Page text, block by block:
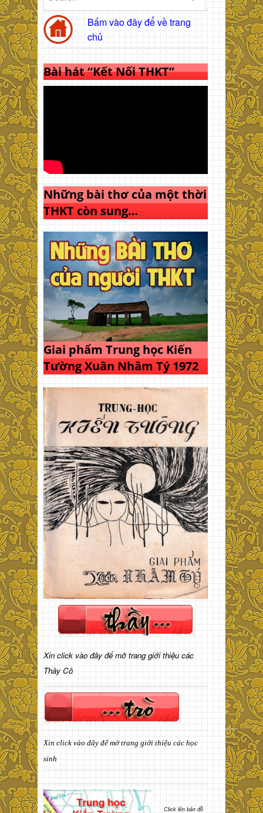
Bấm vào đây để về trang
chủ
Bài hát “Kết Nối THKT”
Những bài thơ của một thời
THKT còn sung…
Giai phẩm Trung học Kiến
Tường Xuân Nhâm Tý 1972
Xin click vào đây để mở trang giới thiệu các
Thầy Cô
Xin click vào đây để mở trang giới thiệu các học
sinh
Click lên bản đồ